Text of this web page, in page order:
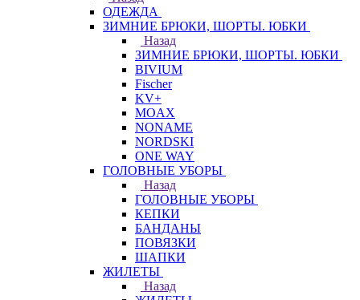
ОДЕЖДА
ЗИМНИЕ БРЮКИ, ШОРТЫ. ЮБКИ
Назад
ЗИМНИЕ БРЮКИ, ШОРТЫ. ЮБКИ
BIVIUM
Fischer
KV+
MOAX
NONAME
NORDSKI
ONE WAY
ГОЛОВНЫЕ УБОРЫ
Назад
ГОЛОВНЫЕ УБОРЫ
КЕПКИ
БАНДАНЫ
ПОВЯЗКИ
ШАПКИ
ЖИЛЕТЫ
Назад